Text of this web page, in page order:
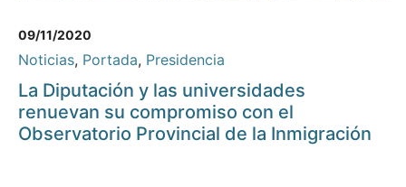
09/11/2020
Noticias, Portada, Presidencia
La Diputación y las universidades
renuevan su compromiso con el
Observatorio Provincial de la Inmigración